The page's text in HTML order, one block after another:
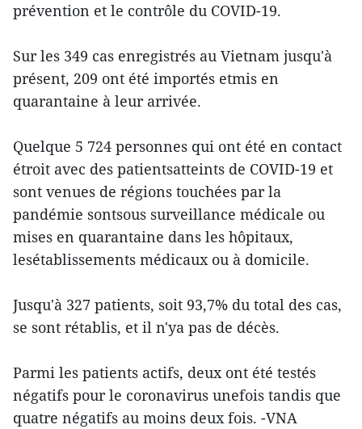
prévention et le contrôle du COVID-19.
Sur les 349 cas enregistrés au Vietnam jusqu'à
présent, 209 ont été importés etmis en
quarantaine à leur arrivée.
Quelque 5 724 personnes qui ont été en contact
étroit avec des patientsatteints de COVID-19 et
sont venues de régions touchées par la
pandémie sontsous surveillance médicale ou
mises en quarantaine dans les hôpitaux,
lesétablissements médicaux ou à domicile.
Jusqu'à 327 patients, soit 93,7% du total des cas,
se sont rétablis, et il n'ya pas de décès.
Parmi les patients actifs, deux ont été testés
négatifs pour le coronavirus unefois tandis que
quatre négatifs au moins deux fois. -VNA